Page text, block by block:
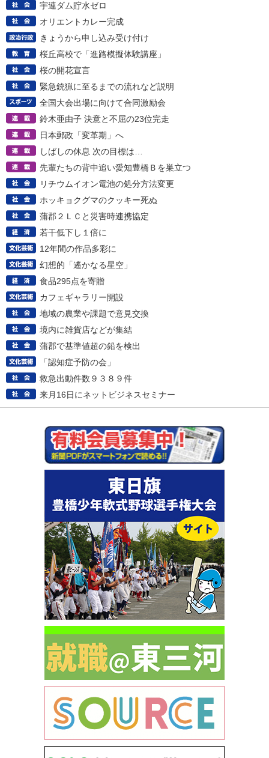
宇連ダム貯水ゼロ
オリエントカレー完成
きょうから申し込み受け付け
桜丘高校で「進路模擬体験講座」
桜の開花宣言
緊急銃猟に至るまでの流れなど説明
全国大会出場に向けて合同激励会
鈴木亜由子 決意と不屈の23位完走
日本郵政「変革期」へ
しばしの休息 次の目標は…
先輩たちの背中追い愛知豊橋Ｂを巣立つ
リチウムイオン電池の処分方法変更
ホッキョクグマのクッキー死ぬ
蒲郡２ＬＣと災害時連携協定
若干低下し１倍に
12年間の作品多彩に
幻想的「遙かなる星空」
食品295点を寄贈
カフェギャラリー開設
地域の農業や課題で意見交換
境内に雑貨店などが集結
蒲郡で基準値超の鉛を検出
「認知症予防の会」
救急出動件数９３８９件
来月16日にネットビジネスセミナー